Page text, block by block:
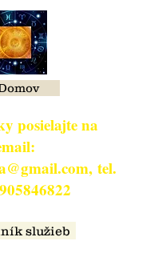
posielajte na
tel.
služieb